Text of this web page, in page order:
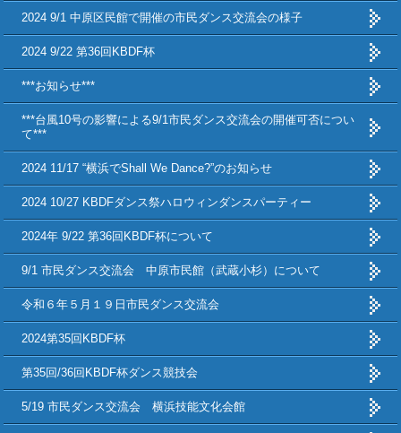
2024 9/1 中原区民館で開催の市民ダンス交流会の様子
2024 9/22 第36回KBDF杯
***お知らせ***
***台風10号の影響による9/1市民ダンス交流会の開催可否につい
て***
2024 11/17 “横浜でShall We Dance?”のお知らせ
2024 10/27 KBDFダンス祭ハロウィンダンスパーティー
2024年 9/22 第36回KBDF杯について
9/1 市民ダンス交流会 中原市民館（武蔵小杉）について
令和６年５月１９日市民ダンス交流会
2024第35回KBDF杯
第35回/36回KBDF杯ダンス競技会
5/19 市民ダンス交流会 横浜技能文化会館